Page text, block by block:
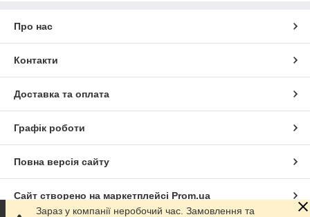
Про нас
Контакти
Доставка та оплата
Графік роботи
Повна версія сайту
Сайт створено на маркетплейсі Prom.ua
Зараз у компанії неробочий час. Замовлення та